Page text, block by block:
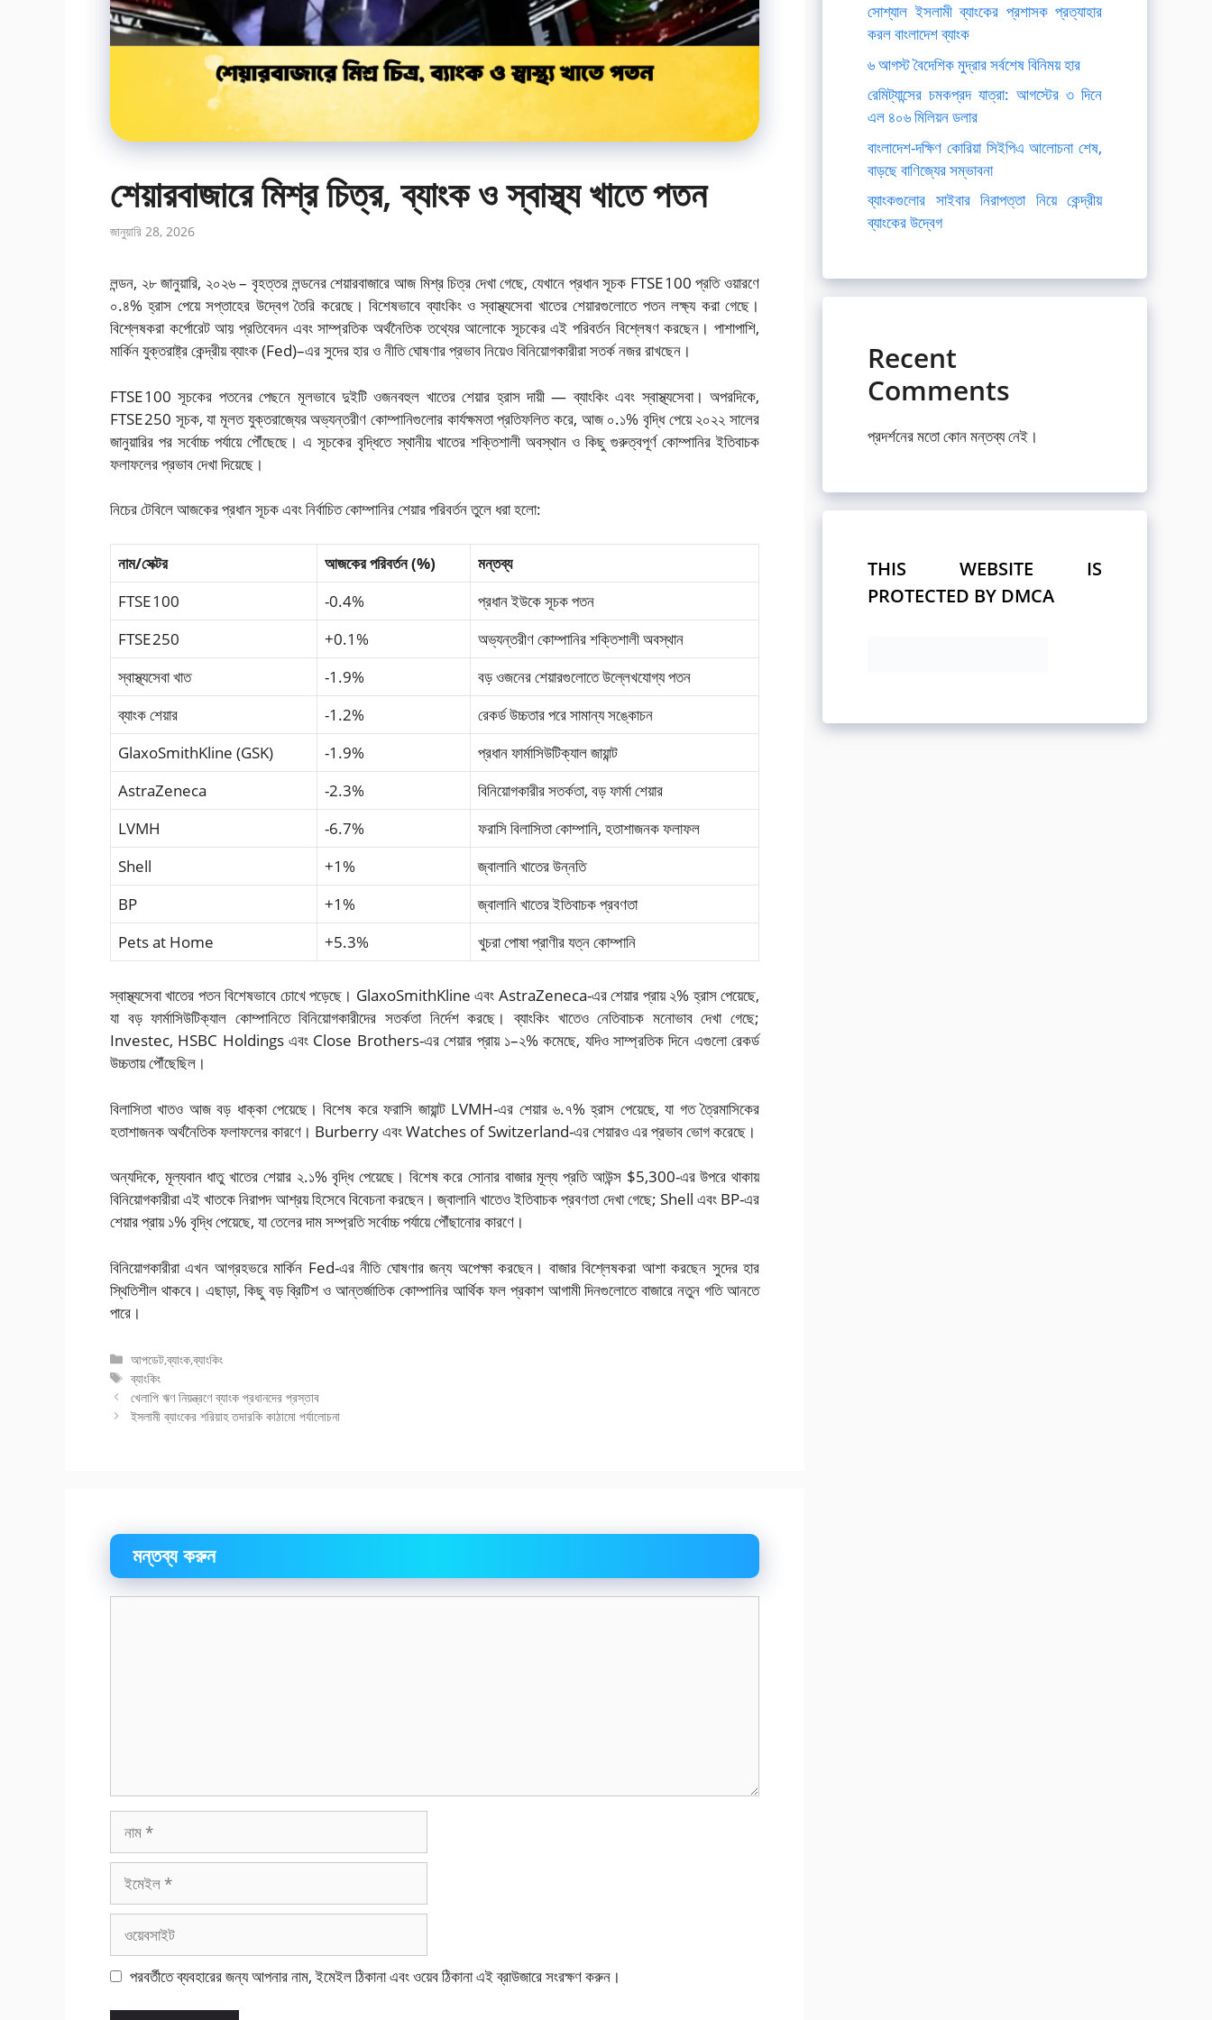
শেয়ারবাজারে মিশ্র চিত্র, ব্যাংক ও স্বাস্থ্য খাতে পতন
জানুয়ারি 28, 2026
লন্ডন, ২৮ জানুয়ারি, ২০২৬ – বৃহত্তর লন্ডনের শেয়ারবাজারে আজ মিশ্র চিত্র দেখা গেছে, যেখানে প্রধান সূচক FTSE 100 প্রতি ওয়ারণে
০.৪% হ্রাস পেয়ে সপ্তাহের উদ্বেগ তৈরি করেছে। বিশেষভাবে ব্যাংকিং ও স্বাস্থ্যসেবা খাতের শেয়ারগুলোতে পতন লক্ষ্য করা গেছে।
বিশ্লেষকরা কর্পোরেট আয় প্রতিবেদন এবং সাম্প্রতিক অর্থনৈতিক তথ্যের আলোকে সূচকের এই পরিবর্তন বিশ্লেষণ করছেন। পাশাপাশি,
মার্কিন যুক্তরাষ্ট্র কেন্দ্রীয় ব্যাংক (Fed)–এর সুদের হার ও নীতি ঘোষণার প্রভাব নিয়েও বিনিয়োগকারীরা সতর্ক নজর রাখছেন।
FTSE 100 সূচকের পতনের পেছনে মূলভাবে দুইটি ওজনবহুল খাতের শেয়ার হ্রাস দায়ী — ব্যাংকিং এবং স্বাস্থ্যসেবা। অপরদিকে,
FTSE 250 সূচক, যা মূলত যুক্তরাজ্যের অভ্যন্তরীণ কোম্পানিগুলোর কার্যক্ষমতা প্রতিফলিত করে, আজ ০.১% বৃদ্ধি পেয়ে ২০২২ সালের
জানুয়ারির পর সর্বোচ্চ পর্যায়ে পৌঁছেছে। এ সূচকের বৃদ্ধিতে স্থানীয় খাতের শক্তিশালী অবস্থান ও কিছু গুরুত্বপূর্ণ কোম্পানির ইতিবাচক
ফলাফলের প্রভাব দেখা দিয়েছে।
নিচের টেবিলে আজকের প্রধান সূচক এবং নির্বাচিত কোম্পানির শেয়ার পরিবর্তন তুলে ধরা হলো:
নাম/সেক্টর আজকের পরিবর্তন (%)
মন্তব্য
FTSE 100
-0.4%
প্রধান ইউকে সূচক পতন
FTSE 250
+0.1%
অভ্যন্তরীণ কোম্পানির শক্তিশালী অবস্থান
স্বাস্থ্যসেবা খাত
-1.9%
বড় ওজনের শেয়ারগুলোতে উল্লেখযোগ্য পতন
ব্যাংক শেয়ার
-1.2%
রেকর্ড উচ্চতার পরে সামান্য সঙ্কোচন
GlaxoSmithKline (GSK)
-1.9%
প্রধান ফার্মাসিউটিক্যাল জায়ান্ট
AstraZeneca
-2.3%
বিনিয়োগকারীর সতর্কতা, বড় ফার্মা শেয়ার
LVMH
-6.7%
ফরাসি বিলাসিতা কোম্পানি, হতাশাজনক ফলাফল
Shell
+1%
জ্বালানি খাতের উন্নতি
BP
+1%
জ্বালানি খাতের ইতিবাচক প্রবণতা
Pets at Home
+5.3% খুচরা পোষা প্রাণীর যত্ন কোম্পানি
স্বাস্থ্যসেবা খাতের পতন বিশেষভাবে চোখে পড়েছে। GlaxoSmithKline এবং AstraZeneca-এর শেয়ার প্রায় ২% হ্রাস পেয়েছে,
যা বড় ফার্মাসিউটিক্যাল কোম্পানিতে বিনিয়োগকারীদের সতর্কতা নির্দেশ করছে। ব্যাংকিং খাতেও নেতিবাচক মনোভাব দেখা গেছে;
Investec, HSBC Holdings এবং Close Brothers-এর শেয়ার প্রায় ১–২% কমেছে, যদিও সাম্প্রতিক দিনে এগুলো রেকর্ড
উচ্চতায় পৌঁছেছিল।
বিলাসিতা খাতও আজ বড় ধাক্কা পেয়েছে। বিশেষ করে ফরাসি জায়ান্ট LVMH-এর শেয়ার ৬.৭% হ্রাস পেয়েছে, যা গত ত্রৈমাসিকের
হতাশাজনক অর্থনৈতিক ফলাফলের কারণে। Burberry এবং Watches of Switzerland-এর শেয়ারও এর প্রভাব ভোগ করেছে।
অন্যদিকে, মূল্যবান ধাতু খাতের শেয়ার ২.১% বৃদ্ধি পেয়েছে। বিশেষ করে সোনার বাজার মূল্য প্রতি আউন্স $5,300-এর উপরে থাকায়
বিনিয়োগকারীরা এই খাতকে নিরাপদ আশ্রয় হিসেবে বিবেচনা করছেন। জ্বালানি খাতেও ইতিবাচক প্রবণতা দেখা গেছে; Shell এবং BP-এর
শেয়ার প্রায় ১% বৃদ্ধি পেয়েছে, যা তেলের দাম সম্প্রতি সর্বোচ্চ পর্যায়ে পৌঁছানোর কারণে।
বিনিয়োগকারীরা এখন আগ্রহভরে মার্কিন Fed-এর নীতি ঘোষণার জন্য অপেক্ষা করছেন। বাজার বিশ্লেষকরা আশা করছেন সুদের হার
স্থিতিশীল থাকবে। এছাড়া, কিছু বড় ব্রিটিশ ও আন্তর্জাতিক কোম্পানির আর্থিক ফল প্রকাশ আগামী দিনগুলোতে বাজারে নতুন গতি আনতে
পারে।
বিভাগ
সমূহ
আপডেট,ব্যাংক,ব্যাংকিং
ট্যাগ
সমূহ
ব্যাংকিং
খেলাপি ঋণ নিয়ন্ত্রণে ব্যাংক প্রধানদের প্রস্তাব
ইসলামী ব্যাংকের শরিয়াহ তদারকি কাঠামো পর্যালোচনা
মন্তব্য করুন
ইমেইল
পরবর্তীতে ব্যবহারের জন্য আপনার নাম, ইমেইল ঠিকানা এবং ওয়েব ঠিকানা এই ব্রাউজারে সংরক্ষণ করুন।
সোশ্যাল ইসলামী ব্যাংকের প্রশাসক প্রত্যাহার
করল বাংলাদেশ ব্যাংক
৬ আগস্ট বৈদেশিক মুদ্রার সর্বশেষ বিনিময় হার
রেমিট্যান্সের চমকপ্রদ যাত্রা: আগস্টের ৩ দিনে
এল ৪০৬ মিলিয়ন ডলার
বাংলাদেশ-দক্ষিণ কোরিয়া সিইপিএ আলোচনা শেষ,
বাড়ছে বাণিজ্যের সম্ভাবনা
ব্যাংকগুলোর সাইবার নিরাপত্তা নিয়ে কেন্দ্রীয়
ব্যাংকের উদ্বেগ
Recent
Comments
প্রদর্শনের মতো কোন মন্তব্য নেই।
THIS WEBSITE IS
PROTECTED BY DMCA